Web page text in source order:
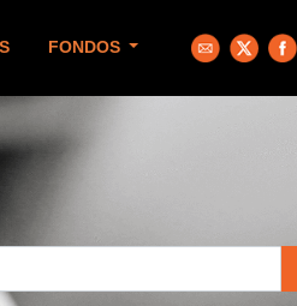
FONDOS